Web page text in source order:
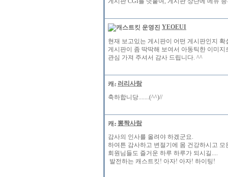
YEOEUI
현재 보고있는 게시판이 어떤 게시판인지
게시판이 좀 딱딱해 보여서 아동틱한 이미지
관심 가져 주셔서 감사 드립니다. ^^
러리사랑
축하합니당.......(^^)//
뽕짝사랑
감사의 인사를 올려야 하겠군요.
하여튼 감사하고 변절기에 몸 건강하시고
회원님들도 즐거운 하루 하루가 되시길....
발전하는 캐스트킷! 아자! 아자! 하이팅!